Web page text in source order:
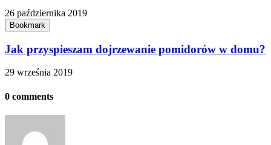
26 października 2019
Bookmark
Jak przyspieszam dojrzewanie pomidorów w domu?
29 września 2019
0 comments